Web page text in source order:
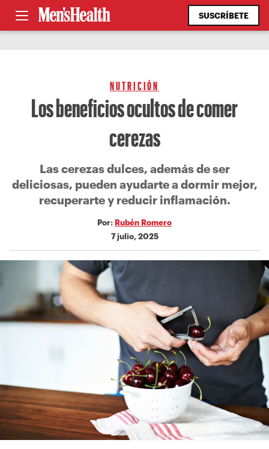
SUSCRÍBETE
NUTRICIÓN
Los beneficios ocultos de comer
cerezas
Las cerezas dulces, además de ser
deliciosas, pueden ayudarte a dormir mejor,
recuperarte y reducir inflamación.
Por: Rubén Romero
7 julio, 2025